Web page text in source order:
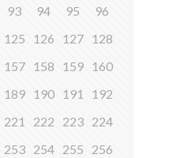
93 94 95
96
125 126 127 128
157 158 159 160
189 190 191
192
221 222 223 224
253 254 255
256